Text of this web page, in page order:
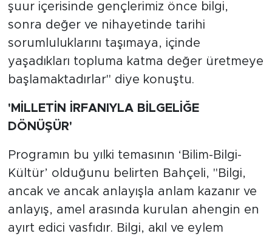
şuur içerisinde gençlerimiz önce bilgi,
sonra değer ve nihayetinde tarihi
sorumluluklarını taşımaya, içinde
yaşadıkları topluma katma değer üretmeye
başlamaktadırlar" diye konuştu.
'MİLLETİN İRFANIYLA BİLGELİĞE
DÖNÜŞÜR'
Programın bu yılki temasının ‘Bilim-Bilgi-
Kültür’ olduğunu belirten Bahçeli, "Bilgi,
ancak ve ancak anlayışla anlam kazanır ve
anlayış, amel arasında kurulan ahengin en
ayırt edici vasfıdır. Bilgi, akıl ve eylem